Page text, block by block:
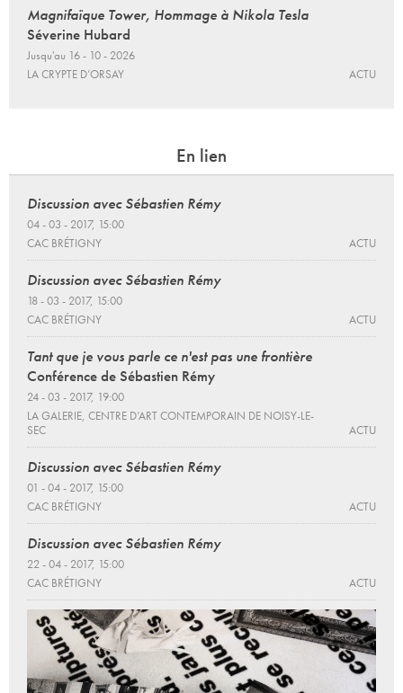
Magnifaïque Tower, Hommage à Nikola Tesla
Séverine Hubard
Jusqu'au 16 - 10 - 2026
LA CRYPTE D’ORSAY
ACTU
En lien
Discussion avec Sébastien Rémy
04 - 03 - 2017, 15:00
CAC BRÉTIGNY
ACTU
Discussion avec Sébastien Rémy
18 - 03 - 2017, 15:00
CAC BRÉTIGNY
ACTU
Tant que je vous parle ce n'est pas une frontière
Conférence de Sébastien Rémy
24 - 03 - 2017, 19:00
LA GALERIE, CENTRE D’ART CONTEMPORAIN DE NOISY-LE-
SEC
ACTU
Discussion avec Sébastien Rémy
01 - 04 - 2017, 15:00
CAC BRÉTIGNY
ACTU
Discussion avec Sébastien Rémy
22 - 04 - 2017, 15:00
CAC BRÉTIGNY
ACTU